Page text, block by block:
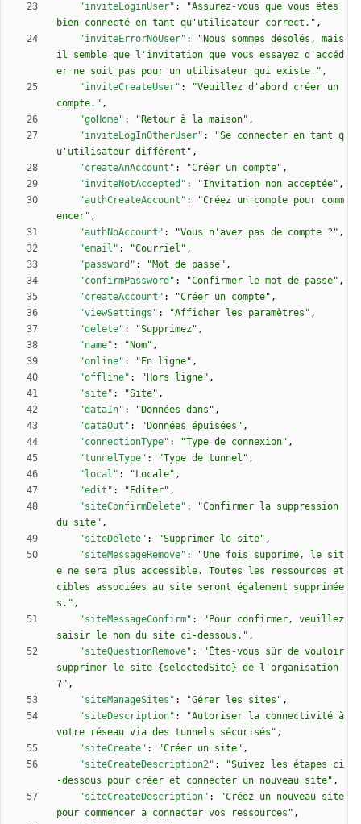
"inviteLoginUser" :
"Assurez-vous que vous êtes
bien connecté en tant qu'utilisateur correct." ,
"inviteErrorNoUser" :
"Nous sommes désolés, mais
il semble que l'invitation que vous essayez d'accéd
er ne soit pas pour un utilisateur qui existe." ,
"inviteCreateUser" :
"Veuillez d'abord créer un
compte." ,
"goHome" : "Retour à la maison" ,
"inviteLogInOtherUser" :
"Se connecter en tant q
u'utilisateur différent" ,
"createAnAccount" : "Créer un compte" ,
"inviteNotAccepted" : "Invitation non acceptée" ,
"authCreateAccount" :
"Créez un compte pour comm
encer" ,
"authNoAccount" : "Vous n'avez pas de compte ?" ,
"email" : "Courriel" ,
"password" : "Mot de passe" ,
"confirmPassword" : "Confirmer le mot de passe" ,
"createAccount" : "Créer un compte" ,
"viewSettings" : "Afficher les paramètres" ,
"delete" : "Supprimez" ,
"name" : "Nom" ,
"online" : "En ligne" ,
"offline" : "Hors ligne" ,
"site" : "Site" ,
"dataIn" : "Données dans" ,
"dataOut" : "Données épuisées" ,
"connectionType" : "Type de connexion" ,
"tunnelType" : "Type de tunnel" ,
"local" : "Locale" ,
"edit" : "Editer" ,
"siteConfirmDelete" :
"Confirmer la suppression
du site" ,
"siteDelete" : "Supprimer le site" ,
"siteMessageRemove" :
"Une fois supprimé, le sit
e ne sera plus accessible. Toutes les ressources et
cibles associées au site seront également supprimée
s." ,
"siteMessageConfirm" :
"Pour confirmer, veuillez
saisir le nom du site ci-dessous." ,
"siteQuestionRemove" :
"Êtes-vous sûr de vouloir
supprimer le site {selectedSite} de l'organisation
?" ,
"siteManageSites" : "Gérer les sites" ,
"siteDescription" :
"Autoriser la connectivité à
votre réseau via des tunnels sécurisés" ,
"siteCreate" : "Créer un site" ,
"siteCreateDescription2" :
"Suivez les étapes ci
-dessous pour créer et connecter un nouveau site" ,
"siteCreateDescription" :
"Créez un nouveau site
pour commencer à connecter vos ressources" ,